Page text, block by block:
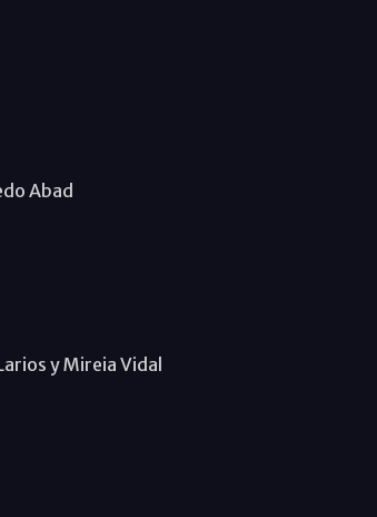
Abad
y Mireia Vidal